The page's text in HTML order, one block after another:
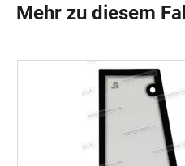
Mehr zu diesem